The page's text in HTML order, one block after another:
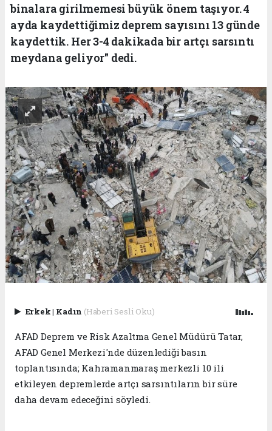
binalara girilmemesi büyük önem taşıyor. 4
ayda kaydettiğimiz deprem sayısını 13 günde
kaydettik. Her 3-4 dakikada bir artçı sarsıntı
meydana geliyor" dedi.
Erkek| Kadın (Haberi Sesli Oku)
AFAD Deprem ve Risk Azaltma Genel Müdürü Tatar,
AFAD Genel Merkezi'nde düzenlediği basın
toplantısında; Kahramanmaraş merkezli 10 ili
etkileyen depremlerde artçı sarsıntıların bir süre
daha devam edeceğini söyledi.